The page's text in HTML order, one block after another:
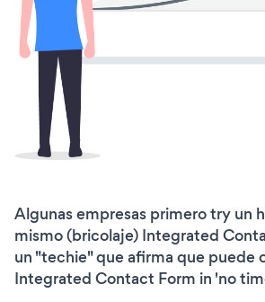
Algunas empresas primero try un
mismo (bricolaje) Integrated
un "techie" que afirma que puede
Integrated Contact Form in 'no